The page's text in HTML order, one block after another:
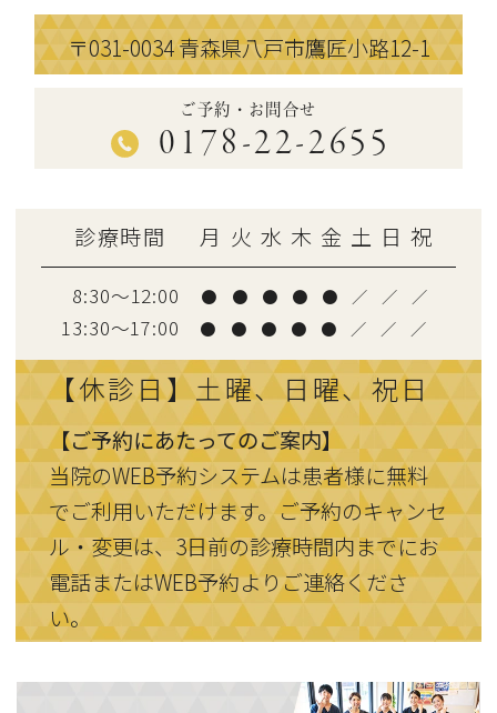
〒031-0034青森県八戸市鷹匠小路12-1
ご予約・お問合せ
0178-22-2655
診療時間 月 火 水 木 金 土 日 祝
8:30～12:00 ● ● ● ● ● ／ ／ ／
13:30〜17:00 ● ● ● ● ● ／ ／ ／
【休診日】土曜、日曜、祝日
【ご予約にあたってのご案内】
当院のWEB予約システムは患者様に無料
でご利用いただけます。ご予約のキャンセ
ル・変更は、3日前の診療時間内までにお
電話またはWEB予約よりご連絡くださ
い。